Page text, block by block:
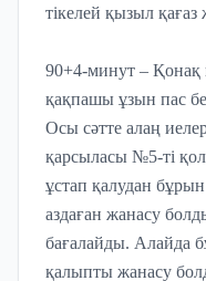
тікелей қызыл
90+4-минут – Қонақ
қақпашы ұзын пас
Осы сәтте алаң
қарсыласы №5-ті
ұстап қалудан
аздаған жанасу
бағалайды. Алайда
қалыпты жанасу